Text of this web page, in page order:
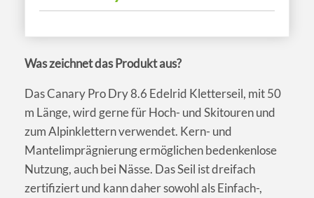
Was zeichnet das Produkt aus?
Das Canary Pro Dry 8.6 Edelrid Kletterseil, mit 50
m Länge, wird gerne für Hoch- und Skitouren und
zum Alpinklettern verwendet. Kern- und
Mantelimprägnierung ermöglichen bedenkenlose
Nutzung, auch bei Nässe. Das Seil ist dreifach
zertifiziert und kann daher sowohl als Einfach-,